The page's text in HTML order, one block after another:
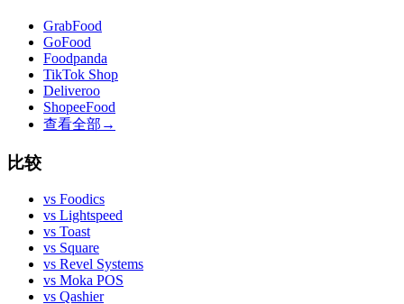
GrabFood
GoFood
Foodpanda
TikTok Shop
Deliveroo
ShopeeFood
查看全部 →
比较
vs Foodics
vs Lightspeed
vs Toast
vs Square
vs Revel Systems
vs Moka POS
vs Qashier